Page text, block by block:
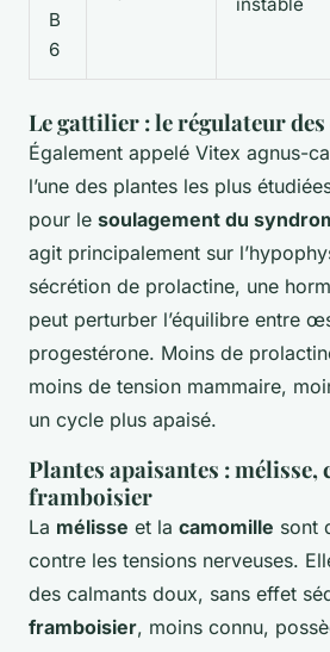
B
6
Le gattilier : le régulateur des
Également appelé Vitex agnus-
l’une des plantes les plus
pour le soulagement du
agit principalement sur
sécrétion de prolactine, une
peut perturber l’équilibre entre
progestérone. Moins de
moins de tension mammaire,
un cycle plus apaisé.
Plantes apaisantes :
framboisier
La mélisse et la camomille sont
contre les tensions nerveuses.
des calmants doux, sans effet
framboisier, moins connu,